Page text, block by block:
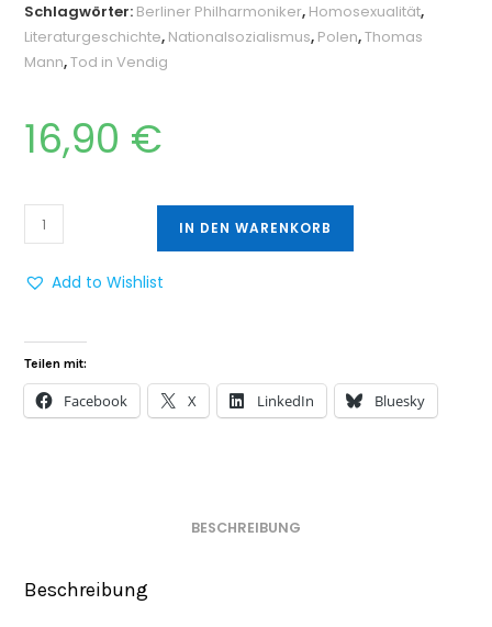
Schlagwörter: Berliner Philharmoniker, Homosexualität,
Literaturgeschichte, Nationalsozialismus, Polen,Thomas
Mann,Tod in Vendig
16,90 €
IN DEN WARENKORB
Add to Wishlist
Teilen mit:
Facebook X LinkedIn Bluesky
BESCHREIBUNG
Beschreibung